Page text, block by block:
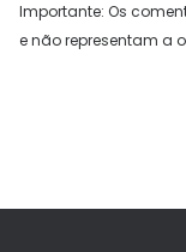
Importante: Os
e não representam a